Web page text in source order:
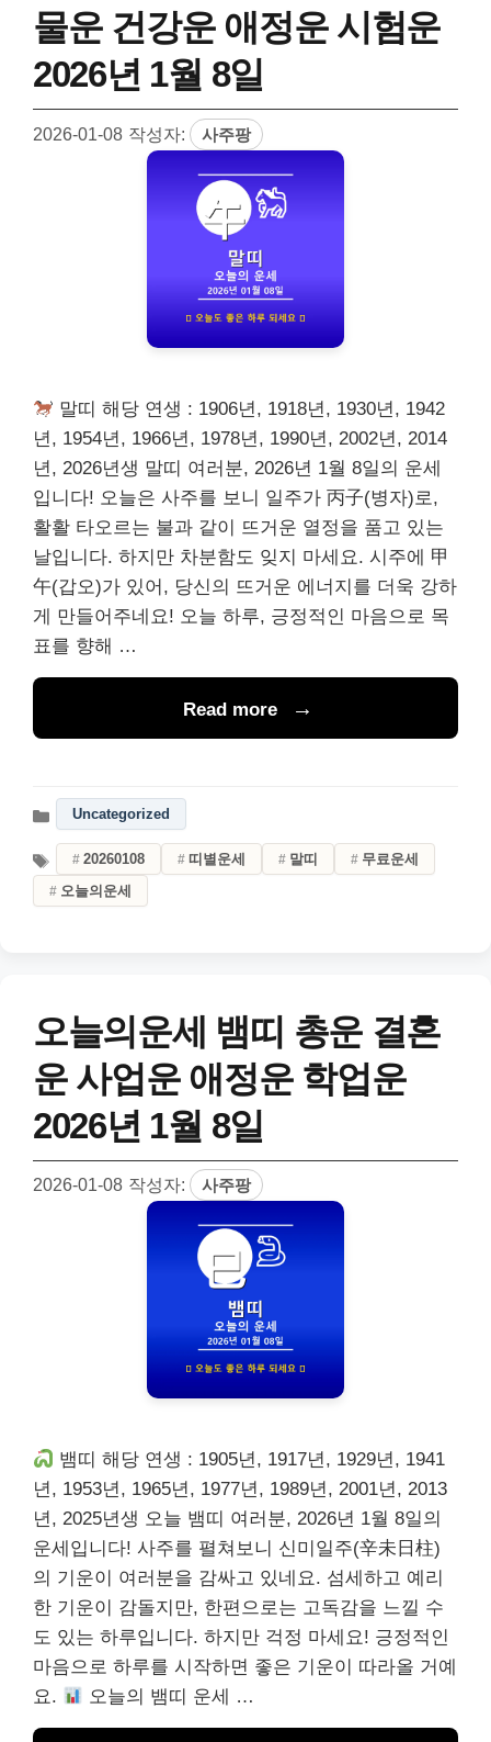
물운 건강운 애정운 시험운
2026년 1월 8일
2026-01-08 작성자: 사주팡
말띠 해당 연생 : 1906년, 1918년, 1930년, 1942
년, 1954년, 1966년, 1978년, 1990년, 2002년, 2014
년, 2026년생 말띠 여러분, 2026년 1월 8일의 운세
입니다! 오늘은 사주를 보니 일주가 丙子(병자)로,
활활 타오르는 불과 같이 뜨거운 열정을 품고 있는
날입니다. 하지만 차분함도 잊지 마세요. 시주에 甲
午(갑오)가 있어, 당신의 뜨거운 에너지를 더욱 강하
게 만들어주네요! 오늘 하루, 긍정적인 마음으로 목
표를 향해 …
Read more
Uncategorized
20260108 띠별운세 말띠
무료운세
오늘의운세
오늘의운세 뱀띠 총운 결혼
운 사업운 애정운 학업운
2026년 1월 8일
2026-01-08 작성자: 사주팡
뱀띠 해당 연생 : 1905년, 1917년, 1929년, 1941
년, 1953년, 1965년, 1977년, 1989년, 2001년, 2013
년, 2025년생 오늘 뱀띠 여러분, 2026년 1월 8일의
운세입니다! 사주를 펼쳐보니 신미일주(辛未日柱)
의 기운이 여러분을 감싸고 있네요. 섬세하고 예리
한 기운이 감돌지만, 한편으로는 고독감을 느낄 수
도 있는 하루입니다. 하지만 걱정 마세요! 긍정적인
마음으로 하루를 시작하면 좋은 기운이 따라올 거예
요.
오늘의 뱀띠 운세 …